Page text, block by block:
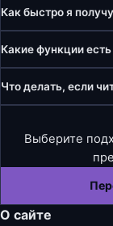
Как быстро я
Какие функции
Что делать, если
Выберите
О сайте